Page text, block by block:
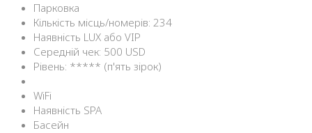
Парковка
Кількість місць/номерів: 234
Наявність LUX або VIP
Середній чек: 500 USD
Рівень: ***** (п'ять зірок)
WiFi
Наявність SPA
Басейн